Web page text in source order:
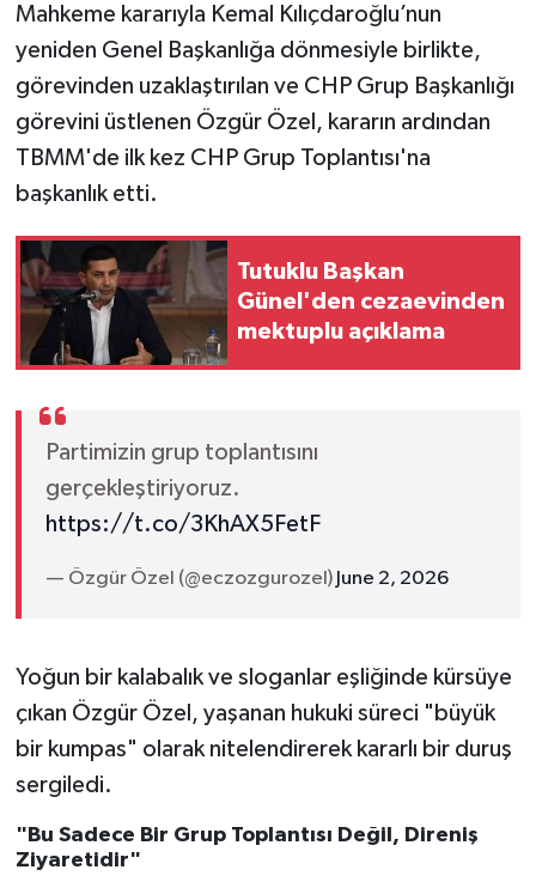
Mahkeme kararıyla Kemal Kılıçdaroğlu’nun
yeniden Genel Başkanlığa dönmesiyle birlikte,
görevinden uzaklaştırılan ve CHP Grup Başkanlığı
görevini üstlenen Özgür Özel, kararın ardından
TBMM'de ilk kez CHP Grup Toplantısı'na
başkanlık etti.
Tutuklu Başkan
Günel'den cezaevinden
mektuplu açıklama
Partimizin grup toplantısını
gerçekleştiriyoruz.
https://t.co/3KhAX5FetF
— Özgür Özel (@eczozgurozel) June 2, 2026
Yoğun bir kalabalık ve sloganlar eşliğinde kürsüye
çıkan Özgür Özel, yaşanan hukuki süreci "büyük
bir kumpas" olarak nitelendirerek kararlı bir duruş
sergiledi.
"Bu Sadece Bir Grup Toplantısı Değil, Direniş
Ziyaretidir"